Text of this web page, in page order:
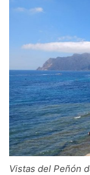
Vistas del Peñón